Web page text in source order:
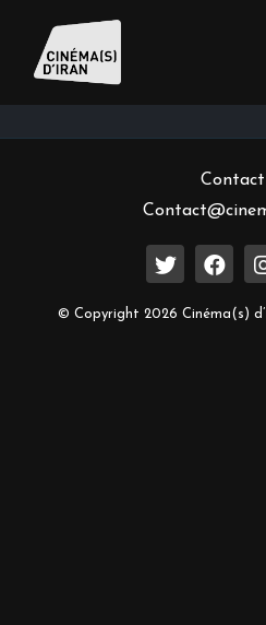
Inscrivez-vous à notre
Contact
© Copyright 2026 Cinéma(s)